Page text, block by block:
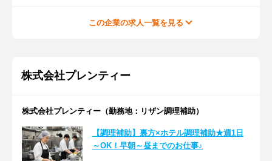
この企業の求人一覧を見る
株式会社プレンティー
株式会社プレンティー（勤務地：リザン調理補助）
【調理補助】裏方×ホテル調理補助★週1日
～OK！早朝～昼までのお仕事♪